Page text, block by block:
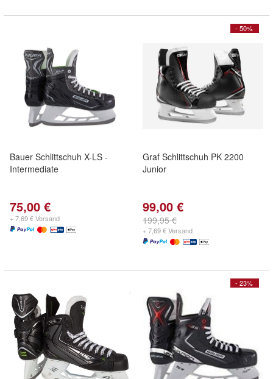
Bauer Schlittschuh X-LS -
Intermediate
75,00 €
+ 7,69 € Versand
- 50%
Graf Schlittschuh PK 2200
Junior
99,00 €
199,95 €
+ 7,69 € Versand
- 23%